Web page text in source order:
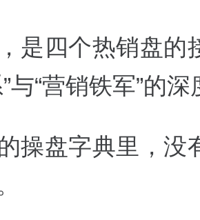
是四个热销盘的
与“营销铁军”的深
操盘字典里，没